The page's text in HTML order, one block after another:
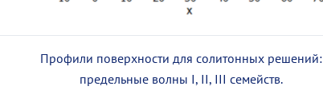
Профили поверхности для солитонных решений:
предельные волны I, II, III семейств.